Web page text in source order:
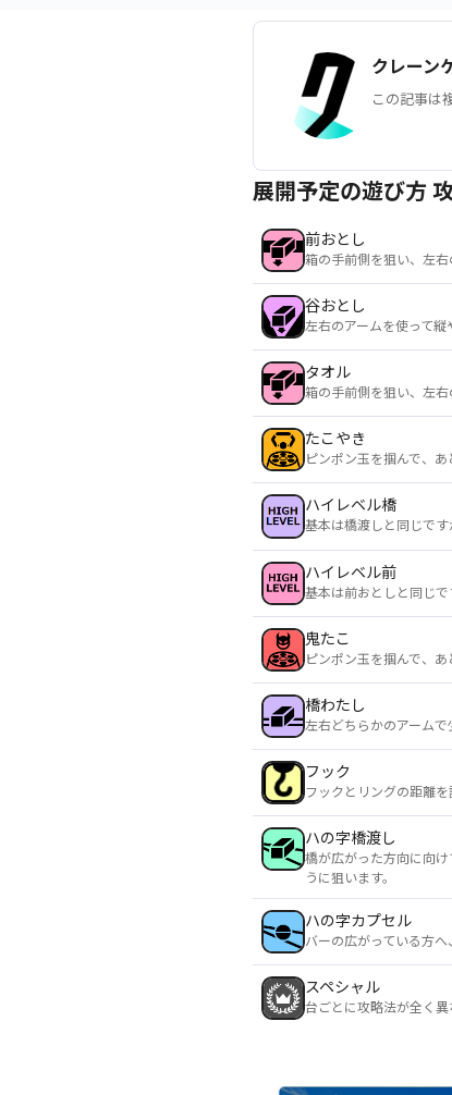
クレーン
この記事は
展開予定の遊び方
前おとし
箱の手前側を狙い、左右
谷おとし
左右のアームを使って縦
タオル
箱の手前側を狙い、左右
たこやき
ピンポン玉を掴んで、
ハイレベル橋
基本は橋渡しと同じで
ハイレベル前
基本は前おとしと同じ
鬼たこ
ピンポン玉を掴んで、
橋わたし
左右どちらかのアーム
フック
フックとリングの距離
ハの字橋渡し
橋が広がった方向に向
うに狙います。
ハの字カプセル
バーの広がっている方
スペシャル
台ごとに攻略法が全く